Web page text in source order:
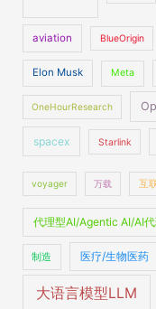
aviation BlueOrigin
Elon Musk Meta
OneHourResearch
spacex Starlink
voyager 万载 互
代理型AI/Agentic AI/AI
制造 医疗/生物医药
大语言模型LLM